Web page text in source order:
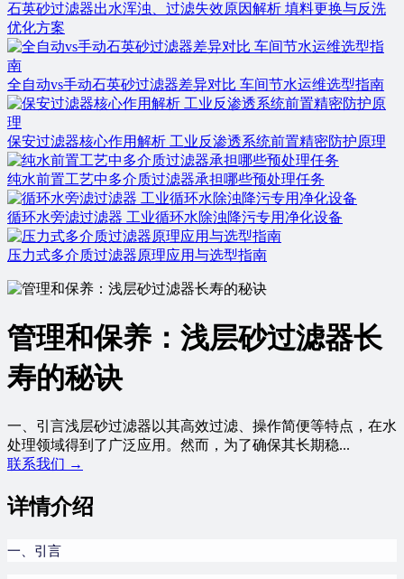
石英砂过滤器出水浑浊、过滤失效原因解析 填料更换与反洗
优化方案
全自动vs手动石英砂过滤器差异对比 车间节水运维选型指南
保安过滤器核心作用解析 工业反渗透系统前置精密防护原理
纯水前置工艺中多介质过滤器承担哪些预处理任务
循环水旁滤过滤器 工业循环水除浊降污专用净化设备
压力式多介质过滤器原理应用与选型指南
管理和保养：浅层砂过滤器长
寿的秘诀
一、引言浅层砂过滤器以其高效过滤、操作简便等特点，在水
处理领域得到了广泛应用。然而，为了确保其长期稳...
联系我们 →
详情介绍
一、引言